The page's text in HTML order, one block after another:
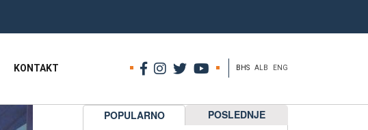
KONTAKT BHS ALB ENG
POPULARNO POSLEDNJE